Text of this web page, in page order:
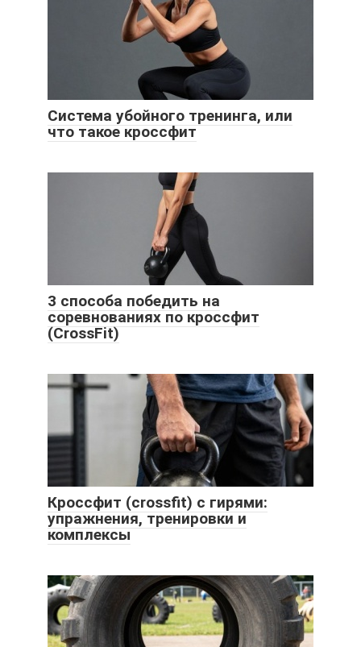
Система убойного тренинга, или
что такое кроссфит
3 способа победить на
соревнованиях по кроссфит
(CrossFit)
Кроссфит (crossfit) с гирями:
упражнения, тренировки и
комплексы